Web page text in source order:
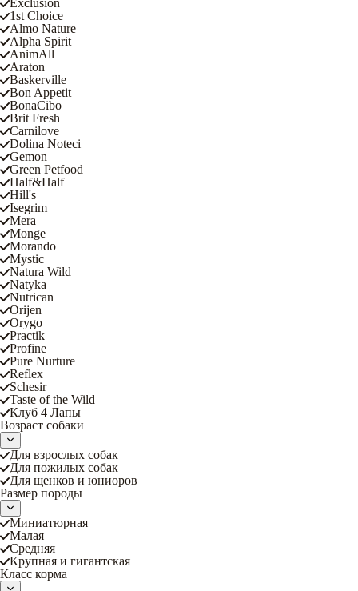
1st Choice
Almo Nature
Alpha Spirit
AnimAll
Araton
Baskerville
Bon Appetit
BonaCibo
Brit Fresh
Carnilove
Dolina Noteci
Gemon
Green Petfood
Half&Half
Hill's
Isegrim
Mera
Monge
Morando
Mystic
Natura Wild
Natyka
Nutrican
Orijen
Orygo
Practik
Profine
Pure Nurture
Reflex
Schesir
Taste of the Wild
Клуб 4 Лапы
Возраст собаки
Для взрослых собак
Для пожилых собак
Для щенков и юниоров
Размер породы
Миниатюрная
Малая
Средняя
Крупная и гигантская
Класс корма